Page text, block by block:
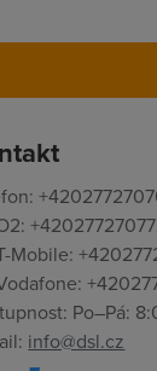
Po–Pá:
info@dsl.cz